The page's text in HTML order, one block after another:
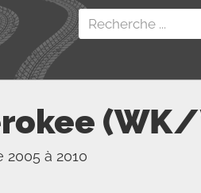
2005 à 2010